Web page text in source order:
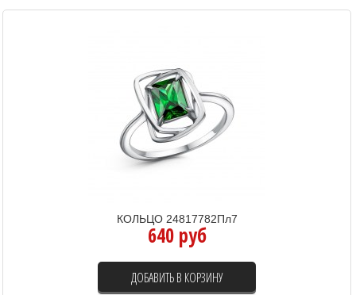
КОЛЬЦО 24817782Пл7
640 руб
ДОБАВИТЬ В КОРЗИНУ